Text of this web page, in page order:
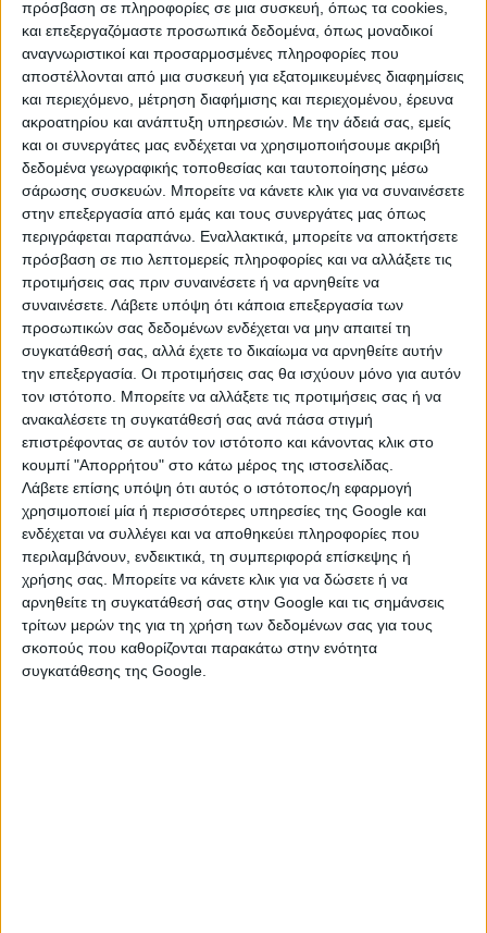
πρόσβαση σε πληροφορίες σε μια συσκευή, όπως τα cookies,
και επεξεργαζόμαστε προσωπικά δεδομένα, όπως μοναδικοί
αναγνωριστικοί και προσαρμοσμένες πληροφορίες που
αποστέλλονται από μια συσκευή για εξατομικευμένες διαφημίσεις
και περιεχόμενο, μέτρηση διαφήμισης και περιεχομένου, έρευνα
ακροατηρίου και ανάπτυξη υπηρεσιών. Με την άδειά σας, εμείς
και οι συνεργάτες μας ενδέχεται να χρησιμοποιήσουμε ακριβή
δεδομένα γεωγραφικής τοποθεσίας και ταυτοποίησης μέσω
σάρωσης συσκευών. Μπορείτε να κάνετε κλικ για να συναινέσετε
στην επεξεργασία από εμάς και τους συνεργάτες μας όπως
περιγράφεται παραπάνω. Εναλλακτικά, μπορείτε να αποκτήσετε
πρόσβαση σε πιο λεπτομερείς πληροφορίες και να αλλάξετε τις
προτιμήσεις σας πριν συναινέσετε ή να αρνηθείτε να
συναινέσετε. Λάβετε υπόψη ότι κάποια επεξεργασία των
προσωπικών σας δεδομένων ενδέχεται να μην απαιτεί τη
συγκατάθεσή σας, αλλά έχετε το δικαίωμα να αρνηθείτε αυτήν
την επεξεργασία. Οι προτιμήσεις σας θα ισχύουν μόνο για αυτόν
τον ιστότοπο. Μπορείτε να αλλάξετε τις προτιμήσεις σας ή να
ανακαλέσετε τη συγκατάθεσή σας ανά πάσα στιγμή
επιστρέφοντας σε αυτόν τον ιστότοπο και κάνοντας κλικ στο
κουμπί "Απορρήτου" στο κάτω μέρος της ιστοσελίδας.
Λάβετε επίσης υπόψη ότι αυτός ο ιστότοπος/η εφαρμογή
χρησιμοποιεί μία ή περισσότερες υπηρεσίες της Google και
ενδέχεται να συλλέγει και να αποθηκεύει πληροφορίες που
περιλαμβάνουν, ενδεικτικά, τη συμπεριφορά επίσκεψης ή
χρήσης σας. Μπορείτε να κάνετε κλικ για να δώσετε ή να
αρνηθείτε τη συγκατάθεσή σας στην Google και τις σημάνσεις
τρίτων μερών της για τη χρήση των δεδομένων σας για τους
σκοπούς που καθορίζονται παρακάτω στην ενότητα
συγκατάθεσης της Google.
Κονούρ, αναφέρει ότι οι «ερυθρόλευκοι», όπως και η
Μπενφίκα, η Σπόρτινγκ Λισαβόνας και η Σαχτάρ
Ντόνετσκ εξετάζουν την περίπτωση του συμπαίκτη
του Ρονάλντο και εξτρέμ της Αλ Νασρ, ενώ η
Φλαμένγκο παρακολουθεί πιο ζεστά την υπόθεση.
Στην ανάρτηση αναφέρει ότι η ομάδα της Σαουδικής
Αραβίας θα ήταν πρόθυμη να πουλήσει τον 20χρονο
Βραζιλιάνο με ένα ποσό που υπερβαίνει τα 10 εκατ.
ευρώ, τονίζοντας μάλιστα ότι πρόσφατα
απορρίφθηκε πρόταση της Μπολόνια με 12 εκατ.
ευρώ συν τρία εκατ. ευρώ με την μορφή μπόνους.
Η Αλ Νασρ αγόρασε το 85% των δικαιωμάτων του
Γουέσλι το 2024 με το ποσό 18 εκατ. ευρώ από την
Κορίνθιανς και μέχρι στιγμής τη φετινή σεζόν μετράει
με την ομάδα του Κριστιάνο Ρονάλντο τέσσερα γκολ
και μια ασίστ σε 15 συμμετοχές σε όλες τις
διοργανώσεις.
πηγή: filathlos